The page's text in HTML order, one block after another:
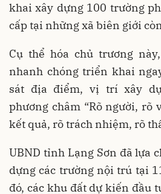
khai xây dựng 100 trường
cấp tại những xã biên giới
Cụ thể hóa chủ trương
nhanh chóng triển khai
sát địa điểm, vị trí xây
phương châm “Rõ người, rõ
kết quả, rõ trách nhiệm, rõ
UBND tỉnh Lạng Sơn đã lựa
dựng các trường nội trú tại
đó, các khu đất dự kiến đầu